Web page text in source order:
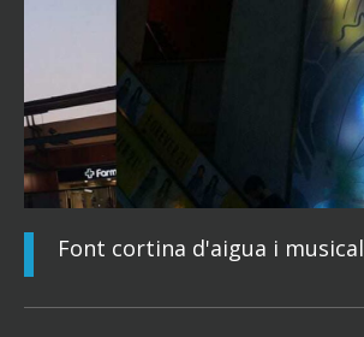
Font cortina d'aigua i musical